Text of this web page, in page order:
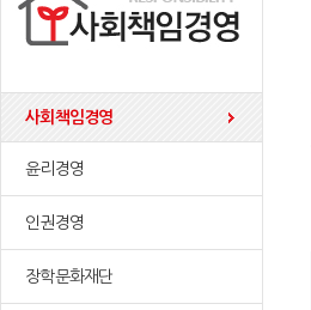
사회책임경영
윤리경영
인권경영
장학문화재단